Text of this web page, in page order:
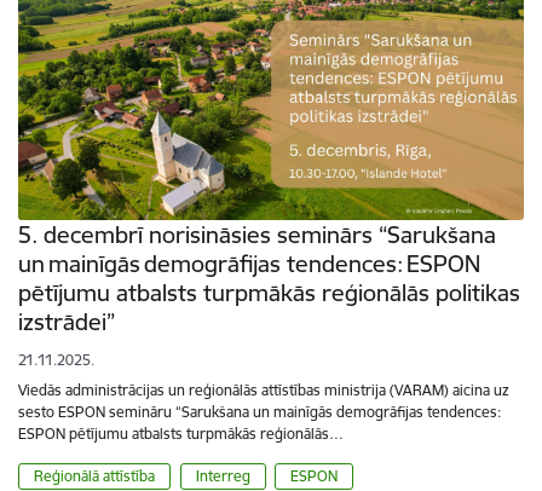
5. decembrī norisināsies seminārs “Sarukšana
un mainīgās demogrāfijas tendences: ESPON
pētījumu atbalsts turpmākās reģionālās politikas
izstrādei”
21.11.2025.
Viedās administrācijas un reģionālās attīstības ministrija (VARAM) aicina uz
sesto ESPON semināru “Sarukšana un mainīgās demogrāfijas tendences:
ESPON pētījumu atbalsts turpmākās reģionālās…
Reģionālā attīstība Interreg ESPON